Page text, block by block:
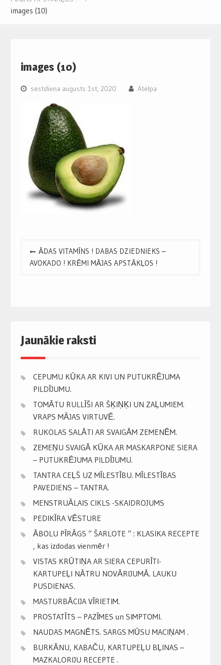
images (10)
images (10)
sestdiena augusts 1st, 2020 Atelpa
navigation
ĀDAS VITAMĪNS ! DABAS DZIEDNIEKS –
AVOKADO ! KRĒMI MĀJAS APSTĀKĻOS !
Jaunākie raksti
CEPUMU KŪKA AR KIVI UN PUTUKRĒJUMA
PILDĪJUMU.
TOMĀTU RULLĪŠI AR ŠĶIŅĶI UN ZAĻUMIEM.
VRAPS MĀJAS VIRTUVĒ.
RUKOLAS SALĀTI AR SVAIGĀM ZEMENĒM.
ZEMEŅU SVAIGĀ KŪKA AR MASKARPONE SIERA
– PUTUKRĒJUMA PILDĪJUMU.
TANTRA CEĻŠ UZ MĪLESTĪBU. MĪLESTĪBAS
PAVEDIENS – TANTRA.
MENSTRUĀLAIS CIKLS -SKAIDROJUMS
PEDIKĪRA VĒSTURE
ĀBOLU PĪRĀGS ” ŠARLOTE ” : KLASIKA RECEPTE
, kas izdodas vienmēr !
VISTAS KRŪTIŅA AR SIERA CEPURĪTI-
KARTUPEĻI NĀTRU NOVĀRIJUMĀ. LAUKU
PUSDIENAS.
MASTURBĀCIJA VĪRIETIM.
PROSTATĪTS – PAZĪMES un SIMPTOMI.
NAUDAS MAGNĒTS. SARGS MŪSU MACIŅAM .
BURKĀNU, KABAČU, KARTUPEĻU BĻINAS –
MAZKALORIJU RECEPTE .